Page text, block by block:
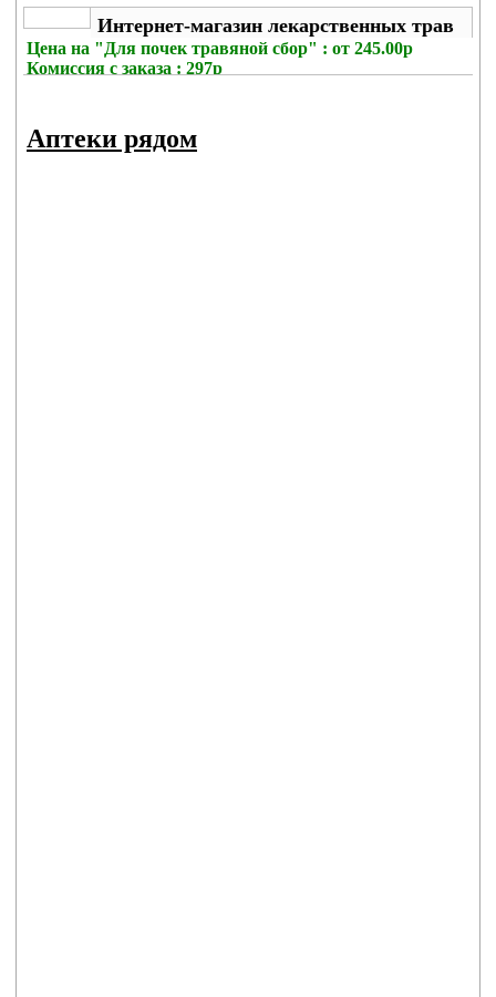
Интернет-магазин лекарственных трав
Цена на "Для почек травяной сбор" : от 245.00р
Комиссия с заказа : 297р
Аптеки рядом